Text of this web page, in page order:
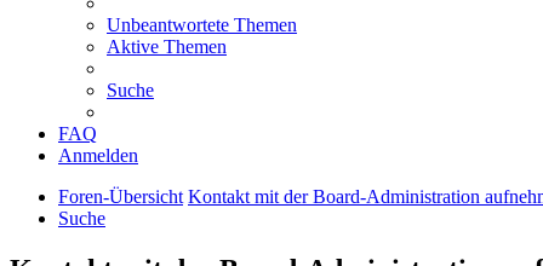
Unbeantwortete Themen
Aktive Themen
Suche
FAQ
Anmelden
Foren-Übersicht Kontakt mit der Board-Administration
Suche